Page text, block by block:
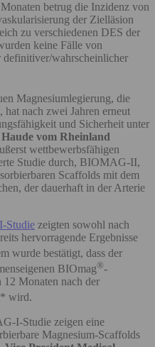
betrug die Inzidenz von
der Zielläsion
zu verschiedenen DES der
keine Fälle von
wahrscheinlicher
Magnesiumlegierung, die
nach zwei Jahren erneut
und Sicherheit unter
vom Rheinland
wettbewerbsfähigen
Studie durch, BIOMAG-II,
Scaffolds mit dem
der dauerhaft in der Arterie
Studie zeigten sowohl nach
hervorragende Ergebnisse
wurde bestätigt, dass der
BIOmag®-
Monaten nach der
wird.
I-Studie zeigen eine
Magnesium-Scaffolds